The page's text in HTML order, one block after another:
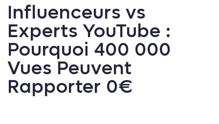
Influenceurs vs
Experts YouTube :
Pourquoi 400 000
Vues Peuvent
Rapporter 0€